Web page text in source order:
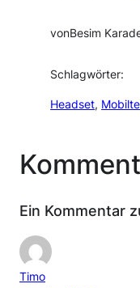
vonBesim
Schlagwörter:
Headset,
Ein Kommentar
Timo